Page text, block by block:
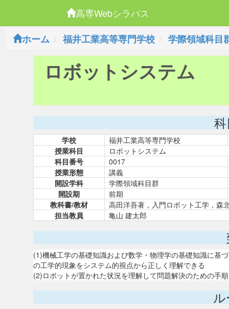
高専Webシラバス
ホーム
福井工業高等専門学校 学際領域科目
ロボットシステム
学校
福井工業高等専門学校
授業科目
ロボットシステム
科目番号
0017
授業形態
講義
開設学科
学際領域科目群
開設期
前期
教科書/教材
高田洋吾著，入門ロボット工学，森
担当教員
亀山 建太郎
(1)機械工学の基礎知識および数学・物理学の基礎知識に基
の工学的現象をシステム的視点から正しく理解できる
(2)ロボットが置かれた状況を理解して問題解決のための手